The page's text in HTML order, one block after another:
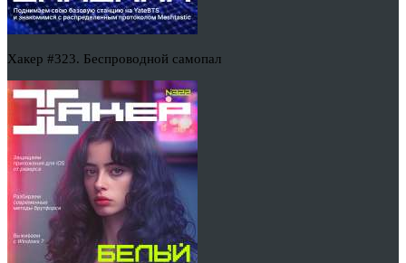
Хакер #323. Беспроводной самопал